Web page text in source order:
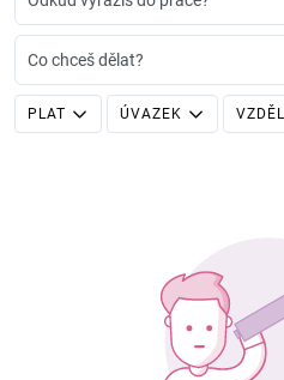
Co chceš dělat?
PLAT ÚVAZEK